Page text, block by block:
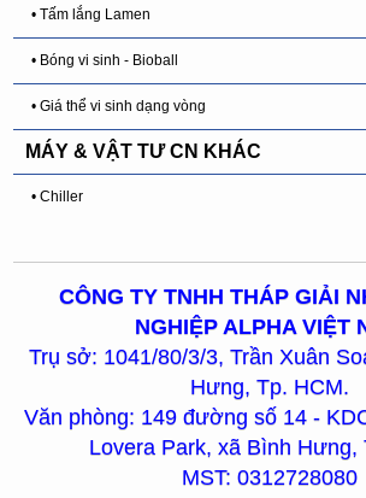
• Tấm lắng Lamen
• Bóng vi sinh - Bioball
• Giá thể vi sinh dạng vòng
MÁY & VẬT TƯ CN KHÁC
• Chiller
CÔNG TY TNHH THÁP GIẢI
NGHIỆP ALPHA VIỆT
Trụ sở: 1041/80/3/3, Trần Xuân
Hưng, Tp. HCM.
Văn phòng: 149 đường số 14 -
Lovera Park, xã Bình Hưng,
MST: 0312728080